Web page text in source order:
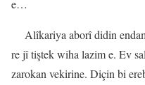
e…
Alîkariya aborî didin
re jî tiştek wiha lazim e. Ev
zarokan vekirine. Diçin bi